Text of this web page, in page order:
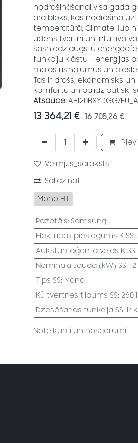
nodrošināšanai visa gada
āra bloks, kas nodrošina
temperatūrā, ClimateHub
ūdens tvertni un intuitīva
sasniedz augstu
funkciju klāstu – enerģijas
mājas risinājumus un
Tas ir drošs, ekonomisks
komfortu un palīdz būtiski
Atsauce: AE120BXYDGG/
13 364,21 € 16 705,26€
Vēlmjus_saraksts
Salīdzināt
Mono HT
Ražotājs: Samsung
Elektrības pieslēgums K SS:
Aukstumaģenta veids K SS:
Nominālā Jauda (kW) SS:
Tips SS: Mono
KŪ tvertnes tilpums SS: 260
Dzesēšanas funkcija SS: Ir
Noteikumi un nosacījumi